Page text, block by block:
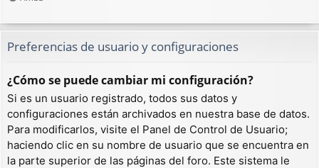
Preferencias de usuario y configuraciones
¿Cómo se puede cambiar mi configuración?
Si es un usuario registrado, todos sus datos y
configuraciones están archivados en nuestra base de datos.
Para modificarlos, visite el Panel de Control de Usuario;
haciendo clic en su nombre de usuario que se encuentra en
la parte superior de las páginas del foro. Este sistema le